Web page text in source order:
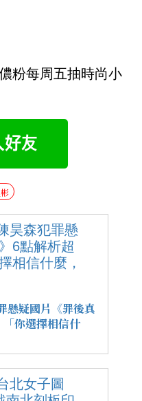
粉每周五抽時尚小
懸疑國片《罪後真
你選擇相信什